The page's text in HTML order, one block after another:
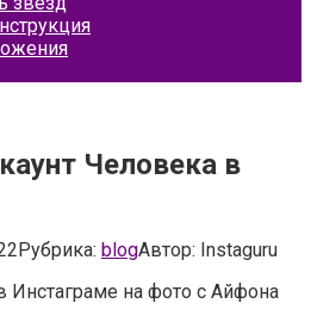
Человека в
Рубрика: blogАвтор: Instaguru
Инстаграме на фото с Айфона